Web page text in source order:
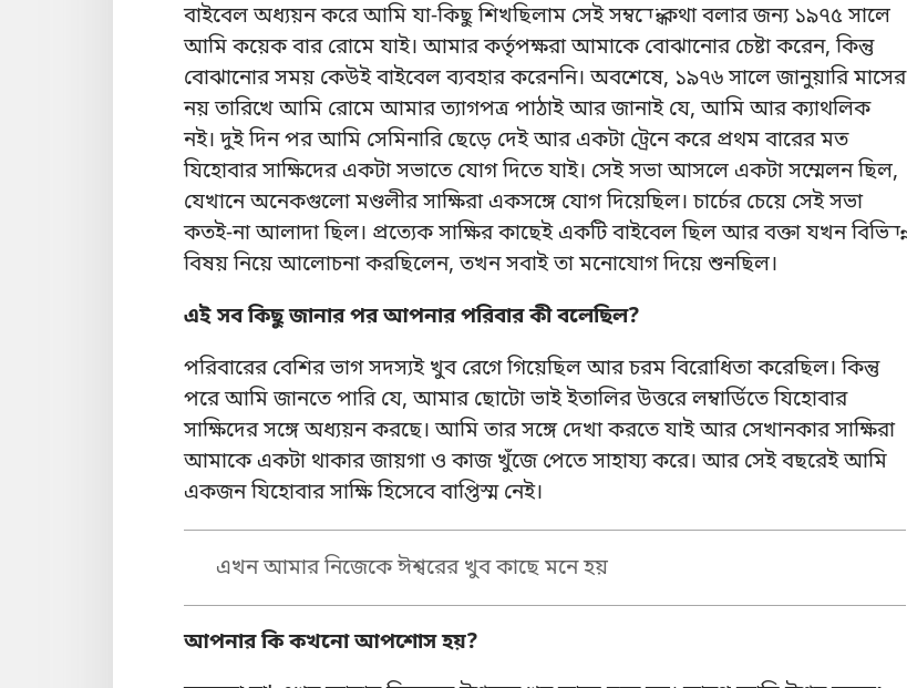
বাইবেল অধ্যয়ন করে আমি যা-কিছু শিখছিলাম সেই সম্বন্ধে কথা বলার জন্য ১৯৭৫ সালে
আমি কয়েক বার রোমে যাই। আমার কর্তৃপক্ষরা আমাকে বোঝানোর চেষ্টা করেন, কিন্তু
বোঝানোর সময় কেউই বাইবেল ব্যবহার করেননি। অবশেষে, ১৯৭৬ সালে জানুয়ারি মাসের
নয় তারিখে আমি রোমে আমার ত্যাগপত্র পাঠাই আর জানাই যে, আমি আর ক্যাথলিক
নই। দুই দিন পর আমি সেমিনারি ছেড়ে দেই আর একটা ট্রেনে করে প্রথম বারের মত
যিহোবার সাক্ষিদের একটা সভাতে যোগ দিতে যাই। সেই সভা আসলে একটা সম্মেলন ছিল,
যেখানে অনেকগুলো মণ্ডলীর সাক্ষিরা একসঙ্গে যোগ দিয়েছিল। চার্চের চেয়ে সেই সভা
কতই-না আলাদা ছিল। প্রত্যেক সাক্ষির কাছেই একটি বাইবেল ছিল আর বক্তা যখন বিভিন্ন
বিষয় নিয়ে আলোচনা করছিলেন, তখন সবাই তা মনোযোগ দিয়ে শুনছিল।
এই সব কিছু জানার পর আপনার পরিবার কী বলেছিল?
পরিবারের বেশির ভাগ সদস্যই খুব রেগে গিয়েছিল আর চরম বিরোধিতা করেছিল। কিন্তু
পরে আমি জানতে পারি যে, আমার ছোটো ভাই ইতালির উত্তরে লম্বার্ডিতে যিহোবার
সাক্ষিদের সঙ্গে অধ্যয়ন করছে। আমি তার সঙ্গে দেখা করতে যাই আর সেখানকার সাক্ষিরা
আমাকে একটা থাকার জায়গা ও কাজ খুঁজে পেতে সাহায্য করে। আর সেই বছরেই আমি
একজন যিহোবার সাক্ষি হিসেবে বাপ্তিস্ম নেই।
এখন আমার নিজেকে ঈশ্বরের খুব কাছে মনে হয়
আপনার কি কখনো আপশোস হয়?